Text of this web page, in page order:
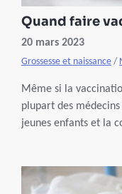
Quand faire
20 mars 2023
Grossesse et naissance /
Même si la
plupart des
jeunes enfants et la